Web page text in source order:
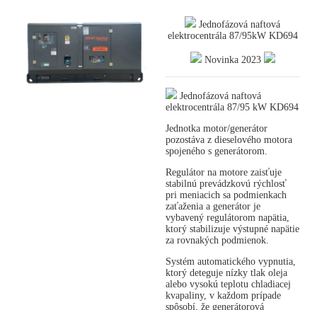
Jednofázová naftová
elektrocentrála 87/95kW KD694
Novinka 2023
Jednofázová naftová
elektrocentrála 87/95 kW KD694
Jednotka motor/generátor
pozostáva z dieselového motora
spojeného s generátorom.
Regulátor na motore zaisťuje
stabilnú prevádzkovú rýchlosť
pri meniacich sa podmienkach
zaťaženia a generátor je
vybavený regulátorom napätia,
ktorý stabilizuje výstupné napätie
za rovnakých podmienok.
Systém automatického vypnutia,
ktorý deteguje nízky tlak oleja
alebo vysokú teplotu chladiacej
kvapaliny, v každom prípade
spôsobí, že generátorová